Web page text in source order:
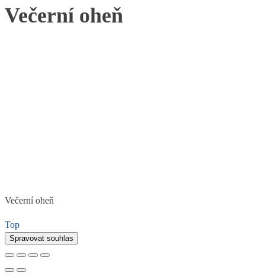
Večerní oheň
Večerní oheň
Top
Spravovat souhlas